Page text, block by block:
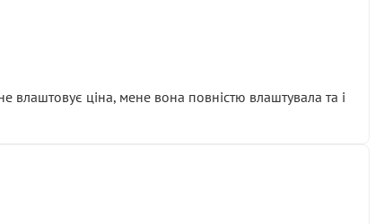
влаштовує ціна, мене вона повністю влаштувала та і